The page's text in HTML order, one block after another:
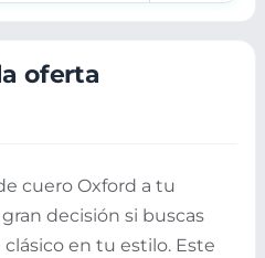
oferta
cuero Oxford a tu
decisión si buscas
en tu estilo. Este